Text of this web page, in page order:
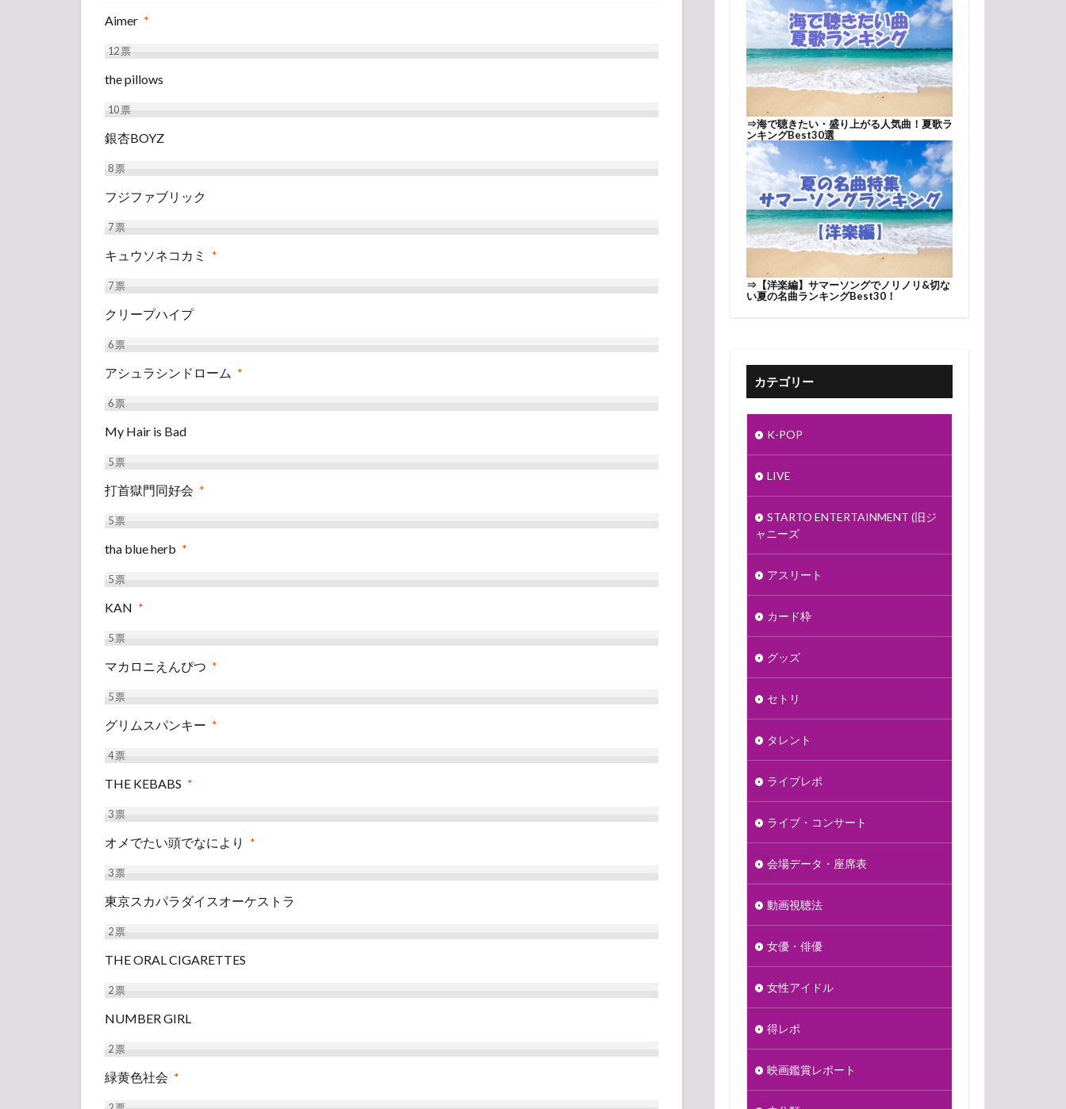
Aimer *
12票
the pillows
10票
銀杏BOYZ
8票
フジファブリック
7票
キュウソネコカミ *
7票
クリープハイプ
6票
アシュラシンドローム *
6票
My Hair is Bad
5票
打首獄門同好会 *
5票
tha blue herb *
5票
KAN *
5票
マカロニえんぴつ *
5票
グリムスパンキー *
4票
THE KEBABS *
3票
オメでたい頭でなにより *
3票
東京スカパラダイスオーケストラ
2票
THE ORAL CIGARETTES
2票
NUMBER GIRL
2票
緑黄色社会 *
⇒海で聴きたい・盛り上がる人気曲！夏歌ラ
ンキングBest30選
⇒ 【洋楽編】サマーソングでノリノリ&切な
い夏の名曲ランキングBest30！
カテゴリー
K-POP
LIVE
STARTO ENTERTAINMENT (旧ジ
ャニーズ
アスリート
カード枠
グッズ
セトリ
タレント
ライブレポ
ライブ・コンサート
会場データ・座席表
動画視聴法
女優・俳優
女性アイドル
得レポ
映画鑑賞レポート